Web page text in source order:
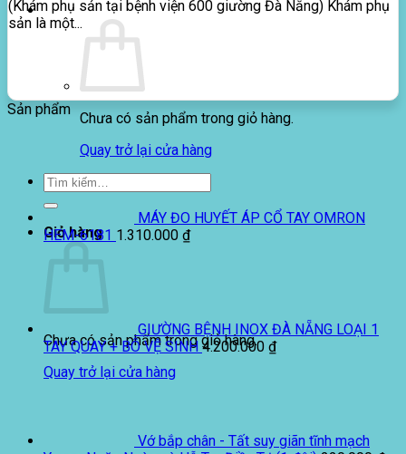
0₫
Chưa có sản phẩm trong giỏ hàng.
Quay trở lại cửa hàng
Tìm
kiếm:
Giỏ hàng
Chưa có sản phẩm trong giỏ hàng.
Quay trở lại cửa hàng
(Khám phụ sản tại bệnh viện 600 giường Đà Nẵng) Khám phụ
sản là một...
Sản phẩm
MÁY ĐO HUYẾT ÁP CỔ TAY OMRON
HEM-6181 1.310.000 ₫
GIƯỜNG BỆNH INOX ĐÀ NẴNG LOẠI 1
TAY QUAY + BÔ VỆ SINH 4.200.000 ₫
Vớ bắp chân - Tất suy giãn tĩnh mạch